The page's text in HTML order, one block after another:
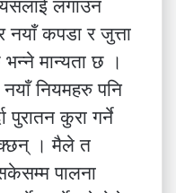
लगाउन
नयाँ कपडा र जुत्ता
भन्ने मान्यता छ ।
नयाँ नियमहरु पनि
कुरा गर्ने
। मैले त
पालना